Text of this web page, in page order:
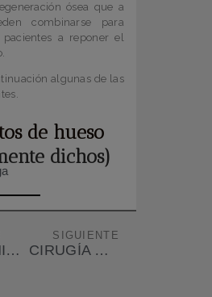
ósea que a
combinarse para
a reponer el
algunas de las
de hueso
dichos)
MANTENIMIENTO DE CARILLAS DENTALES
SIGUIENTE
CIRUGÍA CON IMPLANTES DENTALES. MÉTODOS Y SOLUCIONES